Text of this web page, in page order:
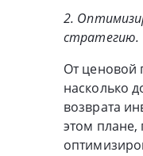
2.
стратегию.
От ценовой
насколько
возврата
этом плане,